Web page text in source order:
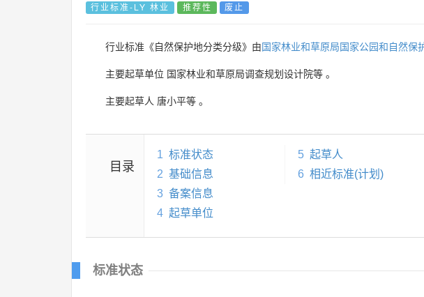
行业标准-LY 林业 推荐性 废止
行业标准《自然保护地分类分级》由国家林业和草原局国家公园和自然保
主要起草单位 国家林业和草原局调查规划设计院等 。
主要起草人 唐小平等 。
目录
1 标准状态
2 基础信息
3 备案信息
4 起草单位
5 起草人
6 相近标准(计划)
标准状态